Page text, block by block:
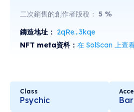
二次銷售的創作者版稅： 5 %
鑄造地址： 2qRe...3kqe
NFT meta資料： 在 SolScan 上查
Class
Psychic